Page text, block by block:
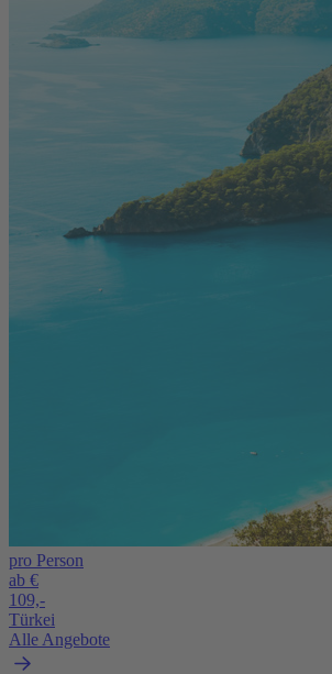
pro Person
ab €
109,-
Türkei
Alle Angebote